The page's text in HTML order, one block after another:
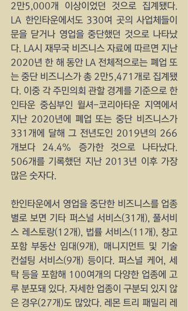
2만5,000개 이상이었던 것으로 집계됐다.
LA 한인타운에서도 330여 곳의 사업체들이
문을 닫거나 영업을 중단했던 것으로 나타났
다. LA시 재무국 비즈니스 자료에 따르면 지난
2020년 한 해 동안 LA 전체적으로는 폐업 또
는 중단 비즈니스가 총 2만5,471개로 집계됐
다. 이중 각 주민의회 관할 경계를 기준으로 한
인타운 중심부인 윌셔-코리아타운 지역에서
지난 2020년에 폐업 또는 중단 비즈니스가
331개에 달해 그 전년도인 2019년의 266
개보다 24.4% 증가한 것으로 나타났다.
506개를 기록했던 지난 2013년 이후 가장
많은 숫자다.
한인타운에서 영업을 중단한 비즈니스를 업종
별로 보면 기타 퍼스널 서비스(31개), 풀서비
스 레스토랑(12개), 법률 서비스(11개), 창고
포함 부동산 임대(9개), 매니지먼트 및 기술
컨설팅 서비스(9개) 등이다. 퍼스널 케어, 세
탁 등을 포함해 100여개의 다양한 업종에 고
루 분포돼 있다. 자세한 업종이 구분되 있지 않
은 경우(27개)도 많았다. 레몬 트리 패밀리 레